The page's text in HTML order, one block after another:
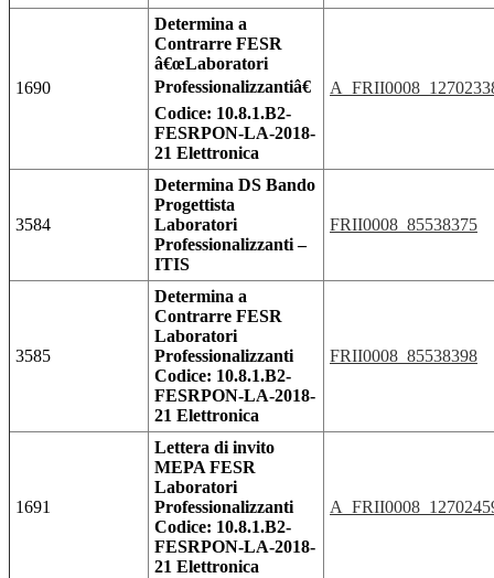
1690
Determina a
Contrarre FESR
â€œLaboratori
Professionalizzantiâ€
Codice: 10.8.1.B2-
FESRPON-LA-2018-
21 Elettronica
3584
Determina DS Bando
Progettista
Laboratori
Professionalizzanti –
ITIS
FRII0008_85538375
3585
Determina a
Contrarre FESR
Laboratori
Professionalizzanti
Codice: 10.8.1.B2-
FESRPON-LA-2018-
21 Elettronica
FRII0008_85538398
1691
Lettera di invito
MEPA FESR
Laboratori
Professionalizzanti
Codice: 10.8.1.B2-
FESRPON-LA-2018-
21 Elettronica